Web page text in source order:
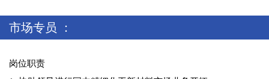
市场专员 ：
岗位职责